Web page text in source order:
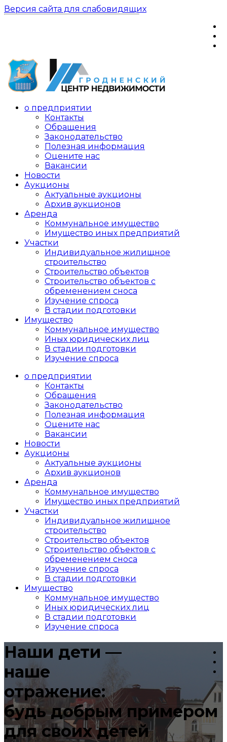
Версия сайта для слабовидящих
о предприятии
Контакты
Обращения
Законодательство
Полезная информация
Оцените нас
Вакансии
Новости
Аукционы
Актуальные аукционы
Архив аукционов
Аренда
Коммунальное имущество
Имущество иных предприятий
Участки
Индивидуальное жилищное
строительство
Строительство объектов
Cтроительство объектов с
обременением сноса
Изучение спроса
В стадии подготовки
Имущество
Коммунальное имущество
Иных юридических лиц
В стадии подготовки
Изучение спроса
о предприятии
Контакты
Обращения
Законодательство
Полезная информация
Оцените нас
Вакансии
Новости
Аукционы
Актуальные аукционы
Архив аукционов
Аренда
Коммунальное имущество
Имущество иных предприятий
Участки
Индивидуальное жилищное
строительство
Строительство объектов
Cтроительство объектов с
обременением сноса
Изучение спроса
В стадии подготовки
Имущество
Коммунальное имущество
Иных юридических лиц
В стадии подготовки
Изучение спроса
Наши дети —
наше
отражение:
будь добрым примером
для своих детей